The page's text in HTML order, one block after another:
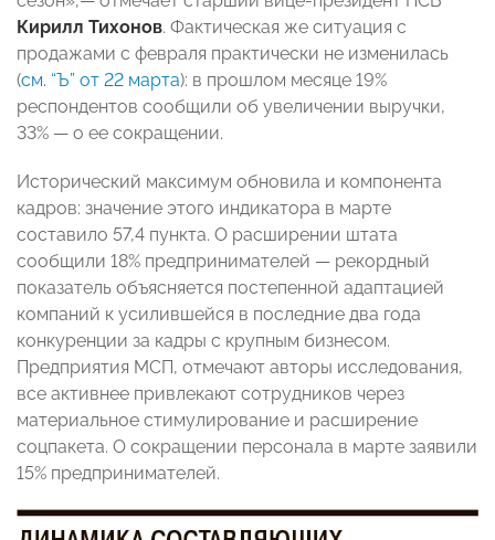
Кирилл Тихонов. Фактическая же ситуация с
продажами с февраля практически не изменилась
(см. “Ъ” от 22 марта): в прошлом месяце 19%
респондентов сообщили об увеличении выручки,
33% — о ее сокращении.
Исторический максимум обновила и компонента
кадров: значение этого индикатора в марте
составило 57,4 пункта. О расширении штата
сообщили 18% предпринимателей — рекордный
показатель объясняется постепенной адаптацией
компаний к усилившейся в последние два года
конкуренции за кадры с крупным бизнесом.
Предприятия МСП, отмечают авторы исследования,
все активнее привлекают сотрудников через
материальное стимулирование и расширение
соцпакета. О сокращении персонала в марте заявили
15% предпринимателей.